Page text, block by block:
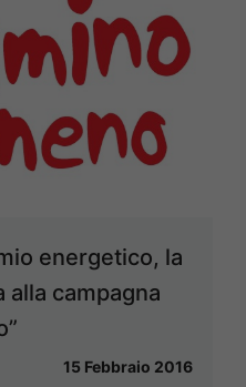
energetico, la
alla campagna
15 Febbraio 2016